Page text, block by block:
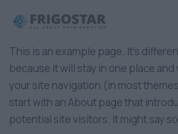
This is an example page. It’s
because it will stay in one place and
your site navigation (in most
start with an About page that
potential site visitors. It might say